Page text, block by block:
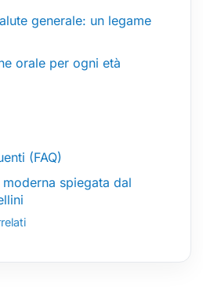
generale: un legame
orale per ogni età
(FAQ)
moderna spiegata dal